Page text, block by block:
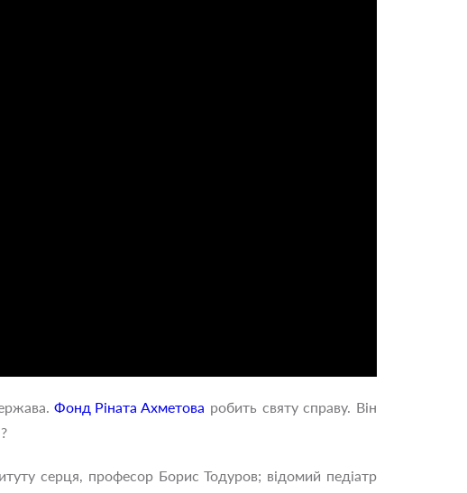
Фонд Ріната Ахметова робить святу справу. Він
серця, професор Борис Тодуров; відомий педіатр